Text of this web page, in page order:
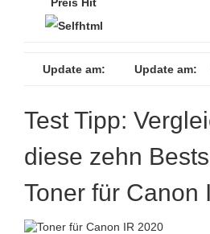
Update am: Update am:
Test Tipp:
diese zehn
Toner für Canon